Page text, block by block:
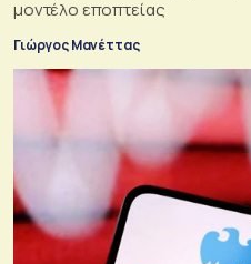
μοντέλο εποπτείας
Γιώργος Μανέττας